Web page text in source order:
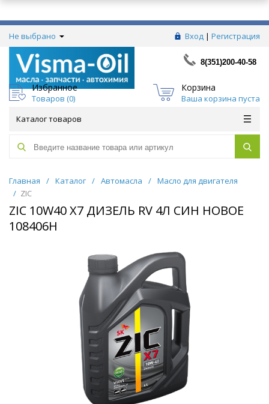
Не выбрано Вход | Регистрация
8(351)200-40-58
Избранное
Товаров (0)
Корзина
Ваша корзина пуста
Каталог товаров
Главная / Каталог / Автомасла / Масло для двигателя
/ ZIC
ZIC 10W40 X7 ДИЗЕЛЬ RV 4Л СИН НОВОЕ
108406H